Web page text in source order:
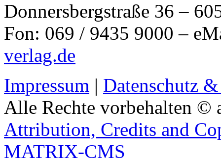
Donnersbergstraße 36 –
Fon: 069 / 9435 9000 –
verlag.de
Impressum | Datenschutz
Alle Rechte vorbehalten ©
Attribution, Credits and
MATRIX-CMS